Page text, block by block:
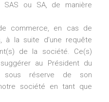
ou SA, de manière
commerce, en cas de
à la suite d’une requête
de la société. Ce(s)
au Président du
sous réserve de son
société en tant que